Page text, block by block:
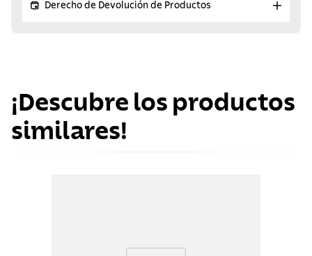
Derecho de Devolución de Productos
¡Descubre los productos
similares!